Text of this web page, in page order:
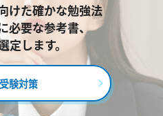
けた確かな勉強法
必要な参考書、
定します。
験対策